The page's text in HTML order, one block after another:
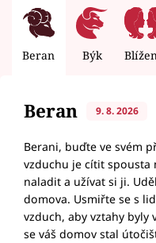
Beran Býk
Beran 9. 8. 2026
Berani, buďte ve svém
vzduchu je cítit spousta
naladit a užívat si ji.
domova. Usmiřte se s
vzduch, aby vztahy
se váš domov stal